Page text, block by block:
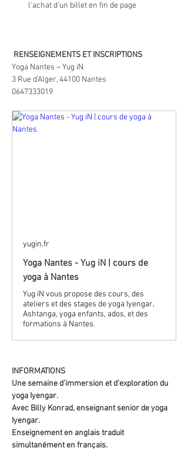
l'achat d'un billet en fin de page
RENSEIGNEMENTS ET INSCRIPTIONS
Yoga Nantes – Yug iN
3 Rue d’Alger, 44100 Nantes
0647333019
yugin.fr
Yoga Nantes - Yug iN | cours de
yoga à Nantes
Yug iN vous propose des cours, des
ateliers et des stages de yoga Iyengar,
Ashtanga, yoga enfants, ados, et des
formations à Nantes.
INFORMATIONS
Une semaine d’immersion et d’exploration du
yoga Iyengar.
Avec Billy Konrad, enseignant senior de yoga
Iyengar.
Enseignement en anglais traduit
simultanément en français.